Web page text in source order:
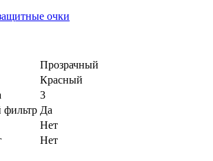
очки
Прозрачный
Красный
3
фильтр Да
Нет
Нет